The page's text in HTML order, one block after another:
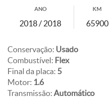
ANO
2018 / 2018
KM
65900
Conservação: Usado
Combustível: Flex
Final da placa: 5
Motor: 1.6
Transmissão: Automático